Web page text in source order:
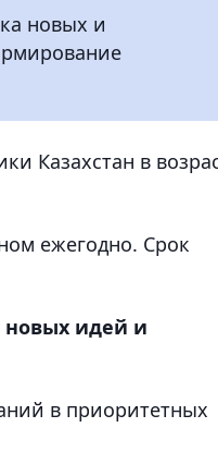
новых и
Казахстан в
ежегодно. Срок
новых идей и
в приоритетных